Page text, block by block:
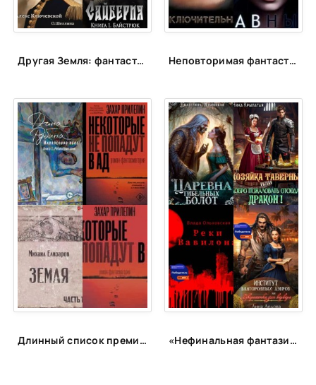
38
40
42
43
44
45
46
Другая Земля: фантастика с альтернативной историей Неповторимая фантастика Anne Dar в аудио
Длинный список премии «Ясная Поляна» 2020 г. Номинация Современная русская проза «Нефинальная фантазия»: лонг-лист